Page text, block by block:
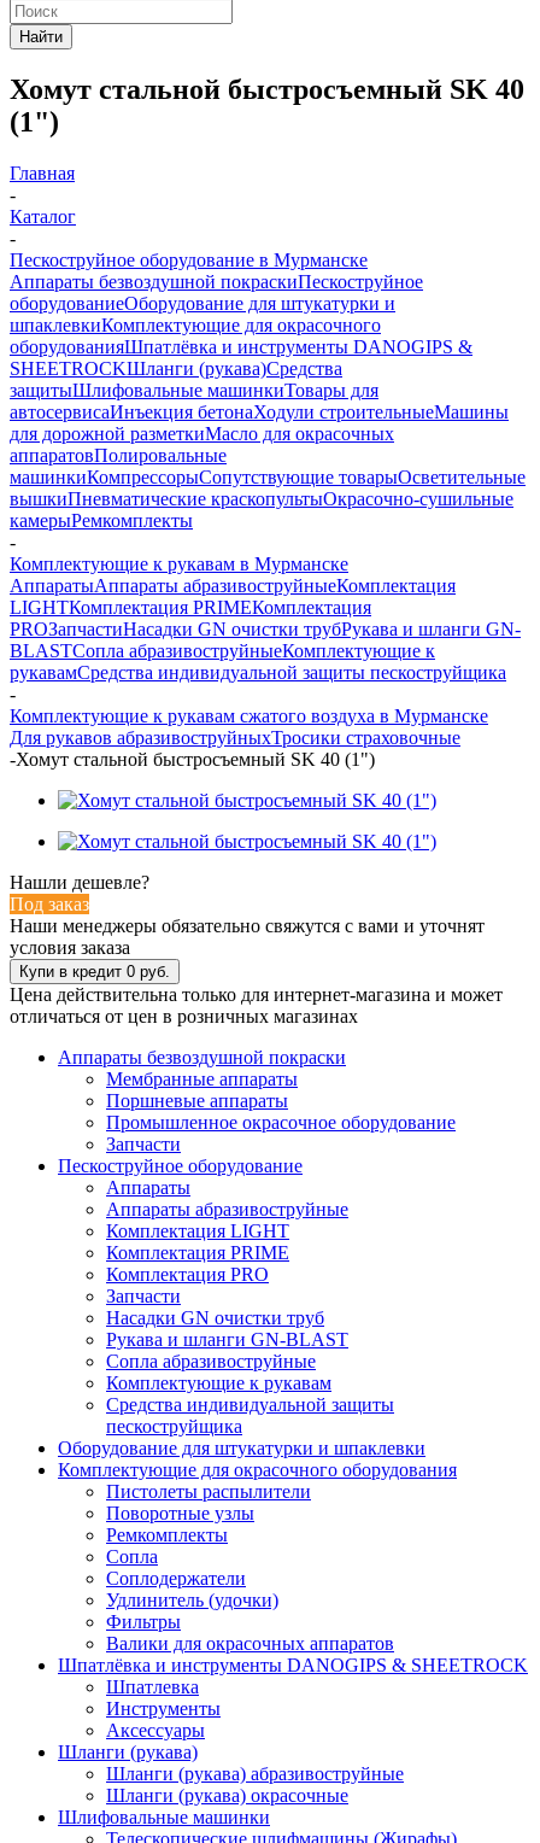
Найти
Хомут стальной быстросъемный SK 40
(1")
Главная
-
Каталог
-
Пескоструйное оборудование в Мурманске
Аппараты безвоздушной покраскиПескоструйное
оборудованиеОборудование для штукатурки и
шпаклевкиКомплектующие для окрасочного
оборудованияШпатлёвка и инструменты DANOGIPS &
SHEETROCKШланги (рукава)Средства
защитыШлифовальные машинкиТовары для
автосервисаИнъекция бетонаХодули строительныеМашины
для дорожной разметкиМасло для окрасочных
аппаратовПолировальные
машинкиКомпрессорыСопутствующие товарыОсветительные
вышкиПневматические краскопультыОкрасочно-сушильные
камерыРемкомплекты
-
Комплектующие к рукавам в Мурманске
АппаратыАппараты абразивоструйныеКомплектация
LIGHTКомплектация PRIMEКомплектация
PROЗапчастиНасадки GN очистки трубРукава и шланги GN-
BLASTСопла абразивоструйныеКомплектующие к
рукавамСредства индивидуальной защиты пескоструйщика
-
Комплектующие к рукавам сжатого воздуха в Мурманске
Для рукавов абразивоструйныхТросики страховочные
-Хомут стальной быстросъемный SK 40 (1")
Нашли дешевле?
Под заказ
Наши менеджеры обязательно свяжутся с вами и уточнят
условия заказа
Цена действительна только для интернет-магазина и может
отличаться от цен в розничных магазинах
Аппараты безвоздушной покраски
Мембранные аппараты
Поршневые аппараты
Промышленное окрасочное оборудование
Запчасти
Пескоструйное оборудование
Аппараты
Аппараты абразивоструйные
Комплектация LIGHT
Комплектация PRIME
Комплектация PRO
Запчасти
Насадки GN очистки труб
Рукава и шланги GN-BLAST
Сопла абразивоструйные
Комплектующие к рукавам
Средства индивидуальной защиты
пескоструйщика
Оборудование для штукатурки и шпаклевки
Комплектующие для окрасочного оборудования
Пистолеты распылители
Поворотные узлы
Ремкомплекты
Сопла
Соплодержатели
Удлинитель (удочки)
Фильтры
Валики для окрасочных аппаратов
Шпатлёвка и инструменты DANOGIPS & SHEETROCK
Шпатлевка
Инструменты
Аксессуары
Шланги (рукава)
Шланги (рукава) абразивоструйные
Шланги (рукава) окрасочные
Шлифовальные машинки
Телескопические шлифмашины (Жирафы)